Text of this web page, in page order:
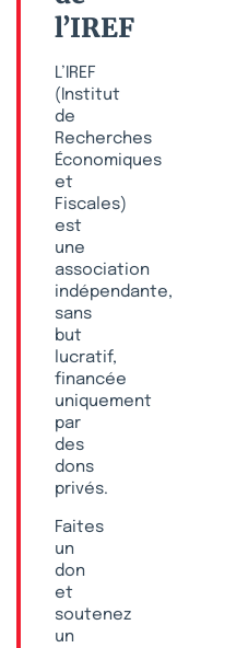
l’IREF
L’IREF
(Institut
de
Recherches
Économiques
et
Fiscales)
est
une
association
indépendante,
sans
but
lucratif,
financée
uniquement
par
des
dons
privés.
Faites
un
don
et
soutenez
un